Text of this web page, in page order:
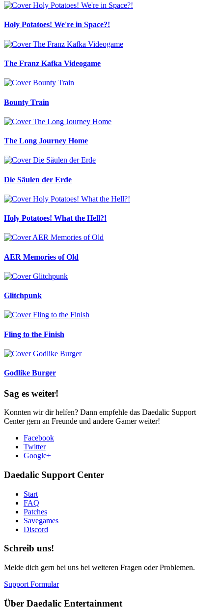
Holy Potatoes! We're in Space?!
The Franz Kafka Videogame
Bounty Train
The Long Journey Home
Die Säulen der Erde
Holy Potatoes! What the Hell?!
AER Memories of Old
Glitchpunk
Fling to the Finish
Godlike Burger
Sag es weiter!
Konnten wir dir helfen? Dann empfehle das Daedalic Support
Center gern an Freunde und andere Gamer weiter!
Facebook
Twitter
Google+
Daedalic Support Center
Start
FAQ
Patches
Savegames
Discord
Schreib uns!
Melde dich gern bei uns bei weiteren Fragen oder Problemen.
Support Formular
Über Daedalic Entertainment